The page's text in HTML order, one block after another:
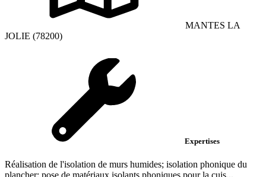
MANTES LA
JOLIE (78200)
Expertises
Réalisation de l'isolation de murs humides; isolation phonique du
plancher; pose de matériaux isolants phoniques pour la cuis...